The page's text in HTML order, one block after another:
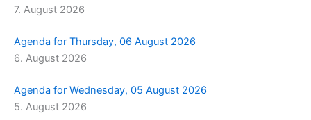
7. August 2026
Agenda for Thursday, 06 August 2026
6. August 2026
Agenda for Wednesday, 05 August 2026
5. August 2026